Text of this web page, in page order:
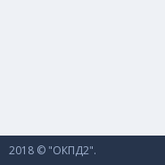
2018 © "ОКПД2".